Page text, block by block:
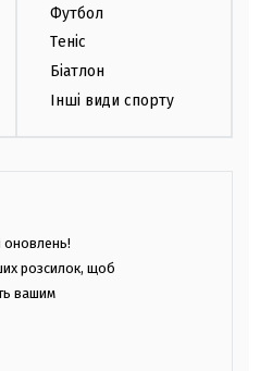
Футбол
Теніс
Біатлон
Інші види спорту
оновлень!
розсилок, щоб
вашим